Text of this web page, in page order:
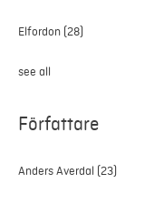
Elfordon (28)
see all
Författare
Anders Averdal (23)